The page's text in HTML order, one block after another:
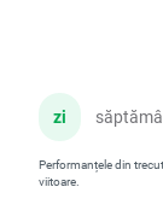
zi
Performanțele din
viitoare.